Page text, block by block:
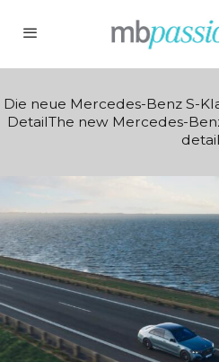
Die neue Mercedes-Benz S-
DetailThe new Mercedes-
detail